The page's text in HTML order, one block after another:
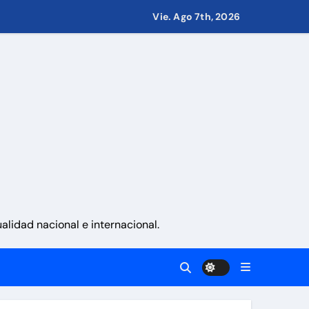
6 de agosto 2026
Vie. Ago 7th, 2026
nacional e internacional.